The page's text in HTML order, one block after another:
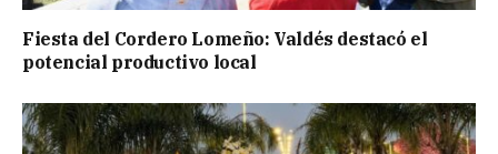
Fiesta del Cordero Lomeño: Valdés destacó el
potencial productivo local